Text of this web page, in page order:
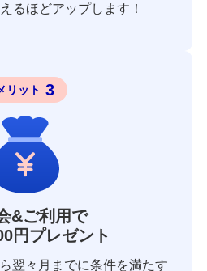
るほどアップします！
リット 3
&ご利用で
円プレゼント
翌々月までに条件を満たす